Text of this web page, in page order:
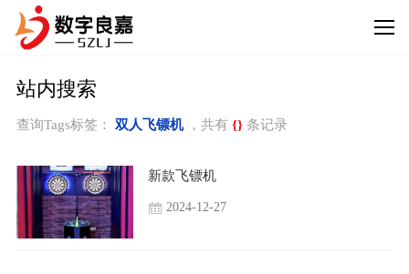
站内搜索
查询Tags标签： 双人飞镖机，共有 {}条记录
新款飞镖机
2024-12-27